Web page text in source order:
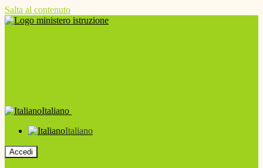
Salta al contenuto
Italiano
Italiano
Accedi